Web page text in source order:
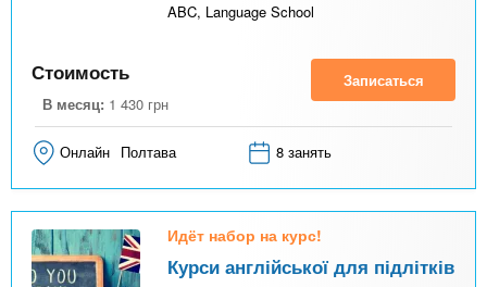
ABC, Language School
Стоимость
В месяц: 1 430 грн
Записаться
Онлайн Полтава 8 занять
Идёт набор на курс!
Курси англійської для підлітків